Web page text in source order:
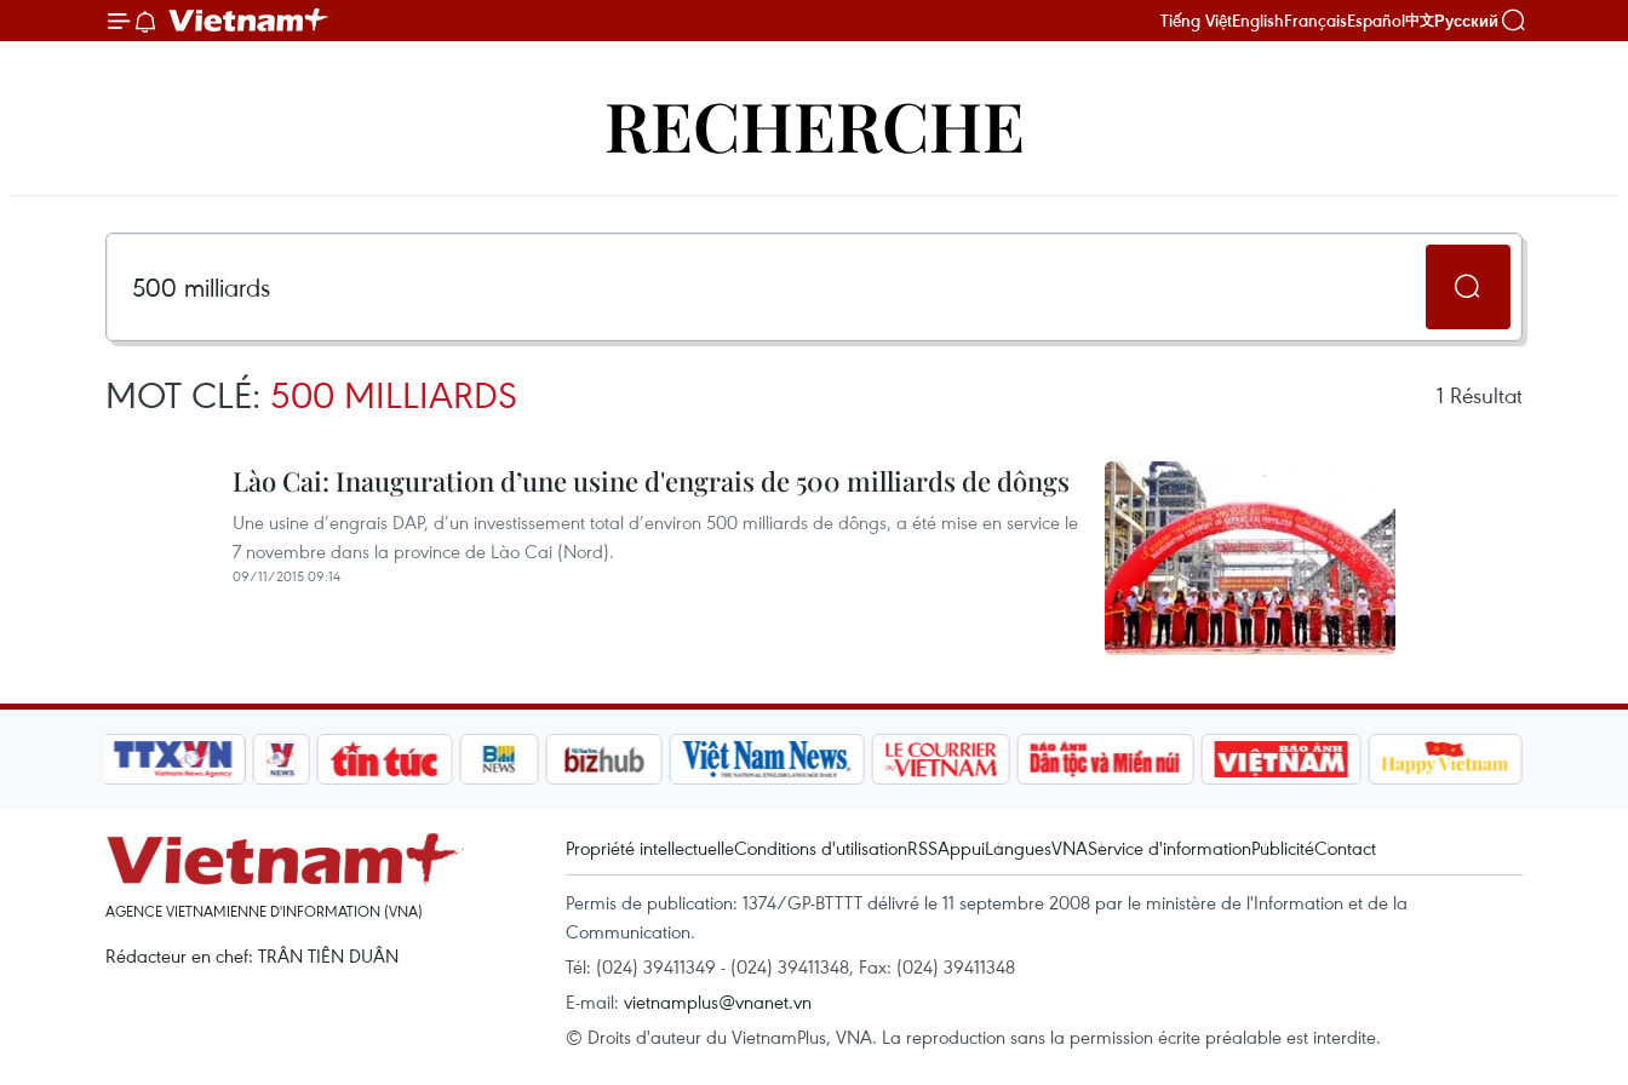
Tiếng ViệtEnglishFrançaisEspañol中文Русский
RECHERCHE
MOT CLÉ: 500 MILLIARDS 1 Résultat
Lào Cai: Inauguration d’une usine d'engrais de 500 milliards de dôngs
Une usine d’engrais DAP, d’un investissement total d’environ 500 milliards de dôngs, a été mise en service le
7 novembre dans la province de Lào Cai (Nord).
09/11/2015 09:14
AGENCE VIETNAMIENNE D'INFORMATION (VNA)
Rédacteur en chef: TRÂN TIÊN DUÂN
Propriété intellectuelleConditions d'utilisationRSSAppuiLanguesVNAService d'informationPublicitéContact
Permis de publication: 1374/GP-BTTTT délivré le 11 septembre 2008 par le ministère de l'Information et de la
Communication.
Tél: (024) 39411349 - (024) 39411348, Fax: (024) 39411348
E-mail: vietnamplus@vnanet.vn
© Droits d'auteur du VietnamPlus, VNA. La reproduction sans la permission écrite préalable est interdite.